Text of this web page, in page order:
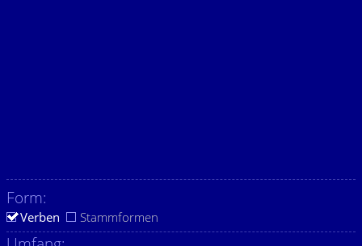
Form:
Verben Stammformen